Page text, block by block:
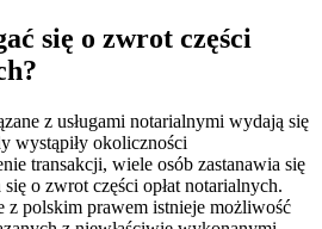
się o zwrot części
z usługami notarialnymi wydają się
wystąpiły okoliczności
transakcji, wiele osób zastanawia się
o zwrot części opłat notarialnych.
z polskim prawem istnieje możliwość